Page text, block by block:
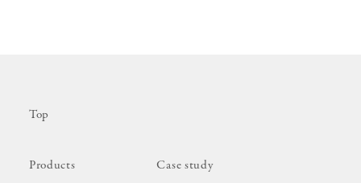
Top
Products Case study